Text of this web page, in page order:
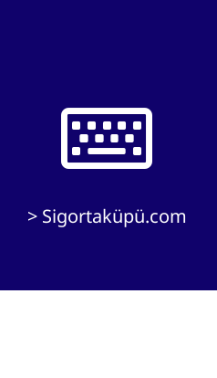
> Sigortaküpü.com